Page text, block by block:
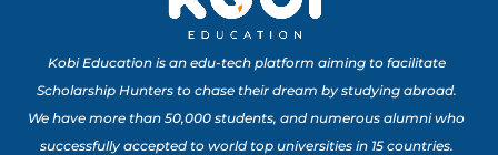
Kobi Education is an edu-tech platform aiming to facilitate
Scholarship Hunters to chase their dream by studying abroad.
We have more than 50,000 students, and numerous alumni who
successfully accepted to world top universities in 15 countries.